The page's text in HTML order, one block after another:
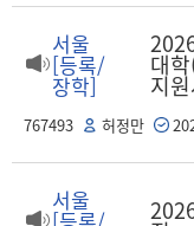
서울
[등록/
장학]
대
지
767493 허정만
서울